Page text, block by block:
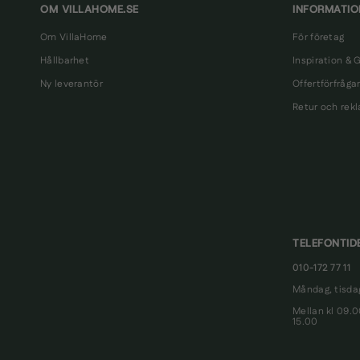
OM VILLAHOME.SE
Om VillaHome
Hållbarhet
Ny leverantör
För företag
Inspiration &
Retur och
010-172 77 11
Måndag,
Mellan kl
15.00